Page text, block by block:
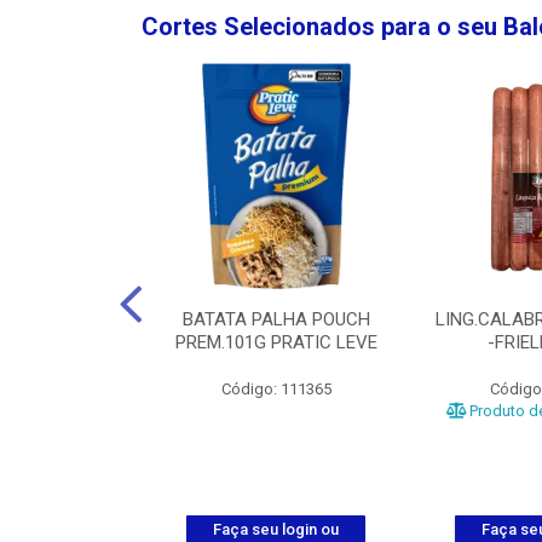
Cortes Selecionados para o seu
BATATA PALHA POUCH
PREM.101G PRATIC LEVE
Código: 111365
Faça seu login ou
-
Produto
Faça